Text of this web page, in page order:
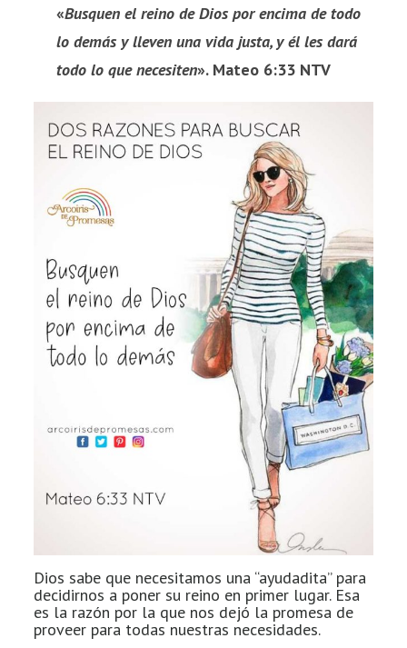
«Busquen el reino de Dios por encima de todo
lo demás y lleven una vida justa, y él les dará
todo lo que necesiten». Mateo 6:33 NTV
Dios sabe que necesitamos una “ayudadita” para
decidirnos a poner su reino en primer lugar. Esa
es la razón por la que nos dejó la promesa de
proveer para todas nuestras necesidades.